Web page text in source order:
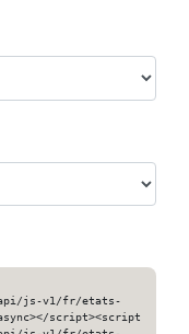
js-v1/fr/etats-
script><script